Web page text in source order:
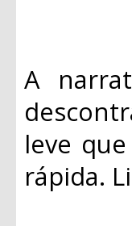
A
leve
rápida.